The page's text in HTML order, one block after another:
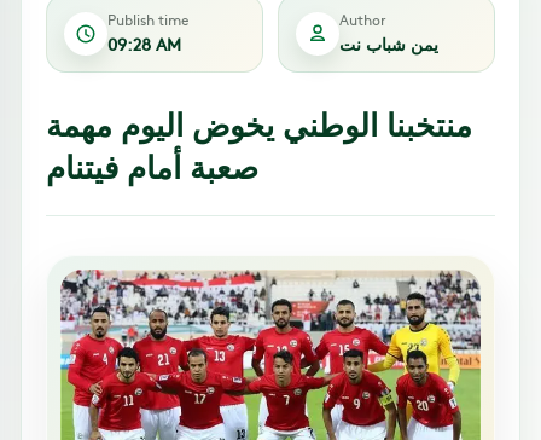
Publish time
09:28 AM
Author
يمن شباب نت
منتخبنا الوطني يخوض اليوم مهمة
صعبة أمام فيتنام